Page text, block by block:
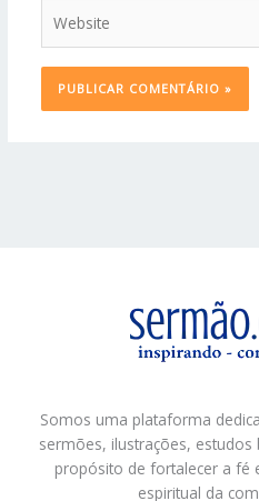
Somos uma plataforma
sermões, ilustrações,
propósito de fortalecer a fé
espiritual da